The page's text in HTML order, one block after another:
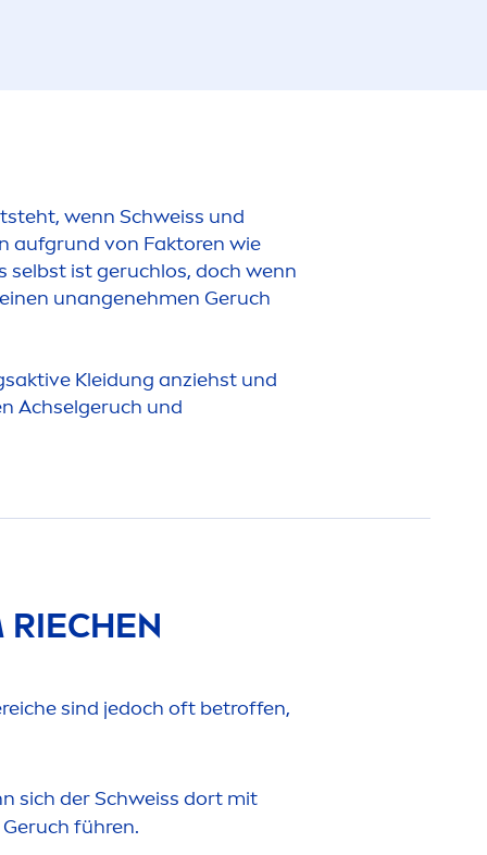
wenn Schweiss und
aufgrund von Faktoren wie
selbst ist geruchlos, doch wenn
unangenehmen Geruch
Kleidung anziehst und
Achselgeruch und
sind jedoch oft betroffen,
sich der Schweiss dort mit
führen.